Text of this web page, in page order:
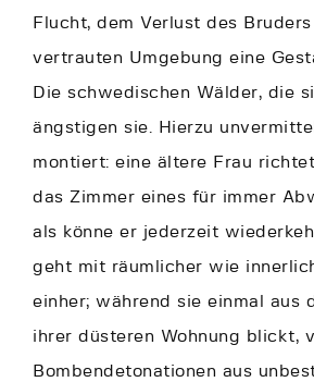
Flucht, dem Verlust des
vertrauten Umgebung eine
Die schwedischen Wälder, die
ängstigen sie. Hierzu
montiert: eine ältere Frau
das Zimmer eines für immer
als könne er jederzeit
geht mit räumlicher wie
einher; während sie einmal aus
ihrer düsteren Wohnung blickt,
Bombendetonationen aus